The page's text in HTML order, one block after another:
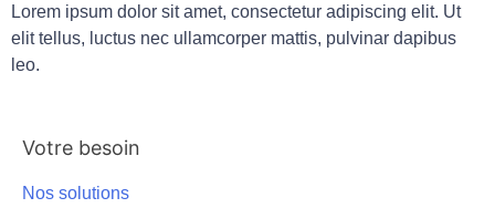
Lorem ipsum dolor sit amet, consectetur adipiscing elit. Ut
elit tellus, luctus nec ullamcorper mattis, pulvinar dapibus
leo.
Votre besoin
Nos solutions